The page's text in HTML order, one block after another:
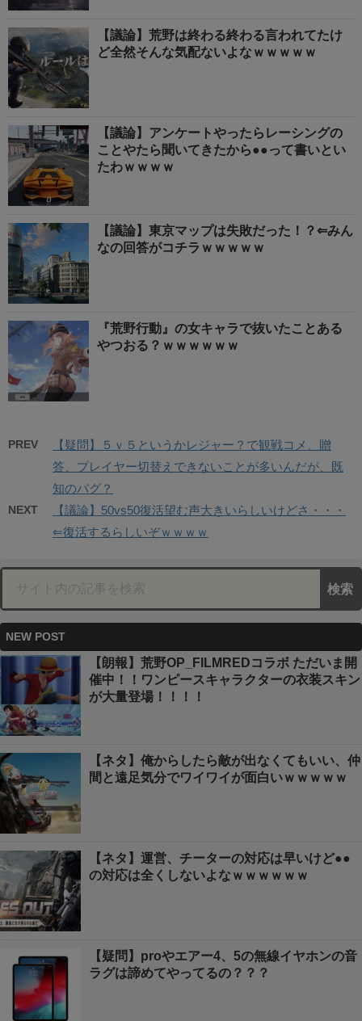
【議論】荒野は終わる終わる言われてたけ
ど全然そんな気配ないよなｗｗｗｗｗ
【議論】アンケートやったらレーシングの
ことやたら聞いてきたから●●って書いとい
たわｗｗｗｗ
【議論】東京マップは失敗だった！？⇐みん
なの回答がコチラｗｗｗｗｗ
『荒野行動』の女キャラで抜いたことある
やつおる？ｗｗｗｗｗｗ
PREV
【疑問】５ｖ５というかレジャー？で観戦コメ、贈
答、プレイヤー切替えできないことが多いんだが、既
知のバグ？
NEXT
【議論】50vs50復活望む声大きいらしいけどさ・・・
⇐復活するらしいぞｗｗｗｗ
NEW POST
【朗報】荒野OP_FILMREDコラボ ただいま開
催中！！ワンピースキャラクターの衣装スキン
が大量登場！！！！
【ネタ】俺からしたら敵が出なくてもいい、仲
間と遠足気分でワイワイが面白いｗｗｗｗｗ
【ネタ】運営、チーターの対応は早いけど●●
の対応は全くしないよなｗｗｗｗｗｗ
【疑問】proやエアー4、5の無線イヤホンの音
ラグは諦めてやってるの？？？